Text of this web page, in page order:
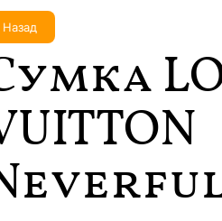
Назад